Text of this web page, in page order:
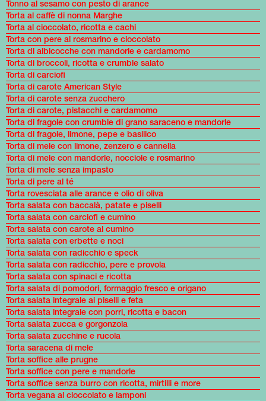
Tonno al sesamo con pesto di arance
Torta al caffè di nonna Marghe
Torta al cioccolato, ricotta e cachi
Torta con pere al rosmarino e cioccolato
Torta di albicocche con mandorle e cardamomo
Torta di broccoli, ricotta e crumble salato
Torta di carciofi
Torta di carote American Style
Torta di carote senza zucchero
Torta di carote, pistacchi e cardamomo
Torta di fragole con crumble di grano saraceno e mandorle
Torta di fragole, limone, pepe e basilico
Torta di mele con limone, zenzero e cannella
Torta di mele con mandorle, nocciole e rosmarino
Torta di mele senza impasto
Torta di pere al té
Torta rovesciata alle arance e olio di oliva
Torta salata con baccalà, patate e piselli
Torta salata con carciofi e cumino
Torta salata con carote al cumino
Torta salata con erbette e noci
Torta salata con radicchio e speck
Torta salata con radicchio, pere e provola
Torta salata con spinaci e ricotta
Torta salata di pomodori, formaggio fresco e origano
Torta salata integrale ai piselli e feta
Torta salata integrale con porri, ricotta e bacon
Torta salata zucca e gorgonzola
Torta salata zucchine e rucola
Torta saracena di mele
Torta soffice alle prugne
Torta soffice con pere e mandorle
Torta soffice senza burro con ricotta, mirtilli e more
Torta vegana al cioccolato e lamponi